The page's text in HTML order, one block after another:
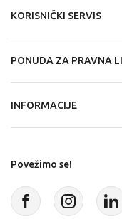
KORISNIČKI SERVIS
PONUDA ZA PRAVNA
INFORMACIJE
Povežimo se!